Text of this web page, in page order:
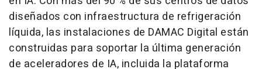
diseñados con infraestructura de refrigeración
líquida, las instalaciones de DAMAC Digital están
construidas para soportar la última generación
de aceleradores de IA, incluida la plataforma